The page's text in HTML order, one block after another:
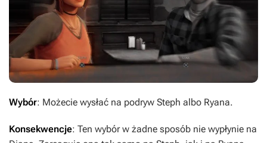
Wybór: Możecie wysłać na podryw Steph albo Ryana.
Konsekwencje: Ten wybór w żadne sposób nie wypłynie na